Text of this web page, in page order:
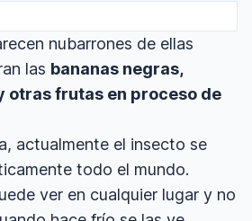
nubarrones de ellas
las bananas negras,
otras frutas en proceso de
actualmente el insecto se
todo el mundo.
ver en cualquier lugar y no